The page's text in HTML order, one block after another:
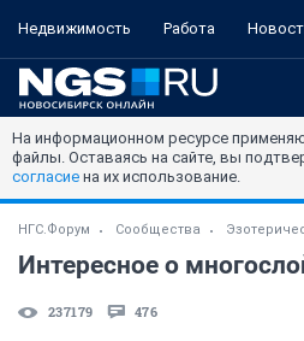
Недвижимость Работа
На информационном ресурсе
файлы. Оставаясь на сайте, вы
согласие на их использование.
НГС.Форум Сообщества
237179 476